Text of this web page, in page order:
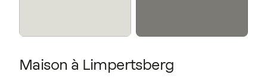
Maison à Limpertsberg